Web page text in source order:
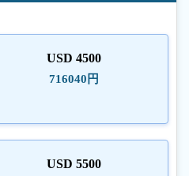
USD 4500
716040円
USD 5500